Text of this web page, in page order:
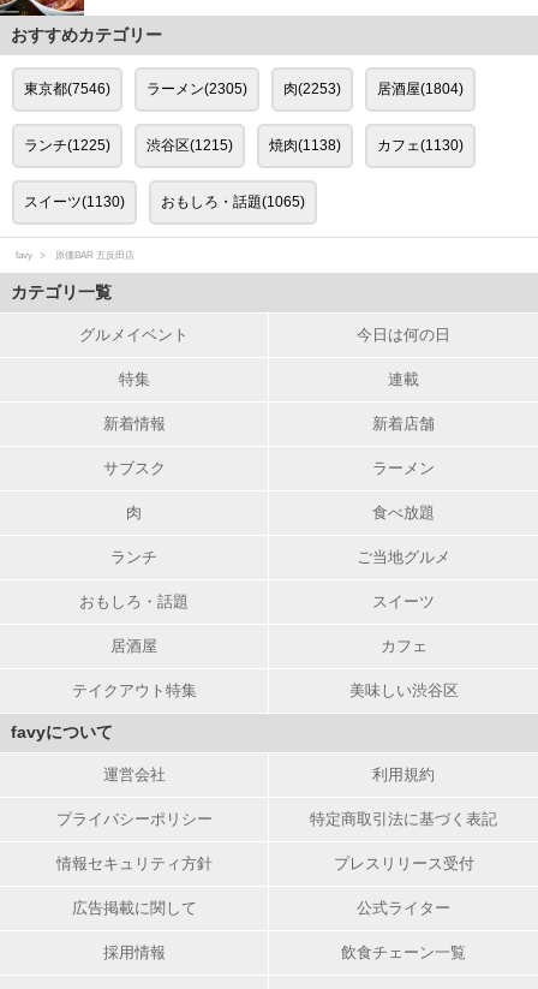
おすすめカテゴリー
東京都(7546) ラーメン(2305) 肉(2253) 居酒屋(1804)
ランチ(1225) 渋谷区(1215) 焼肉(1138) カフェ(1130)
スイーツ(1130) おもしろ・話題(1065)
favy 原価BAR 五反田店
カテゴリ一覧
グルメイベント 今日は何の日
特集 連載
新着情報 新着店舗
サブスク ラーメン
肉 食べ放題
ランチ ご当地グルメ
おもしろ・話題 スイーツ
居酒屋 カフェ
テイクアウト特集 美味しい渋谷区
favyについて
運営会社 利用規約
プライバシーポリシー 特定商取引法に基づく表記
情報セキュリティ方針 プレスリリース受付
広告掲載に関して 公式ライター
採用情報 飲食チェーン一覧